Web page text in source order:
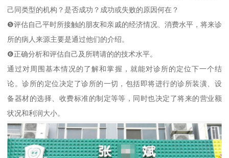
己同类型的机构？是否成功？成功或失败的原因何在？
❺评估自己平时所接触的朋友和亲戚的经济情况、消费水平，将来诊
所的病人来源主要是通过他们的介绍。
❻正确分析和评估自己及所聘请的的技术水平。
通过对周围基本情况的了解和掌握，就能对诊所的定位下一个结
论。诊所的定位决定了诊所的一切，包括即将进行的诊所装潢、设
备器材的选择、收费标准的制定等等，同时也决定了将来的营业额
状况和利润大小。